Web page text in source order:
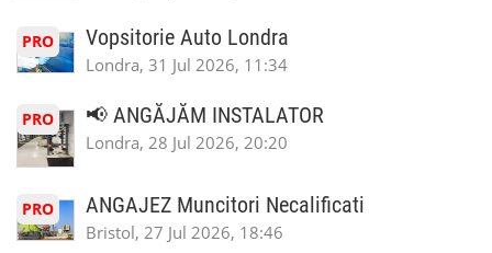
PRO Vopsitorie Auto Londra
Londra, 31 Jul 2026, 11:34
PRO 📢 ANGĂJĂM INSTALATOR
Londra, 28 Jul 2026, 20:20
PRO ANGAJEZ Muncitori Necalificati
Bristol, 27 Jul 2026, 18:46